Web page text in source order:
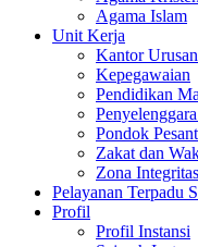
Agama Islam
Unit Kerja
Kantor
Kepegawaian
Pendidikan
Pondok
Zakat dan
Zona Integritas
Pelayanan Terpadu
Profil
Profil Instansi